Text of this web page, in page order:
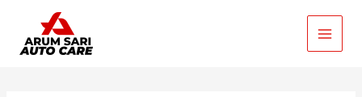
konten